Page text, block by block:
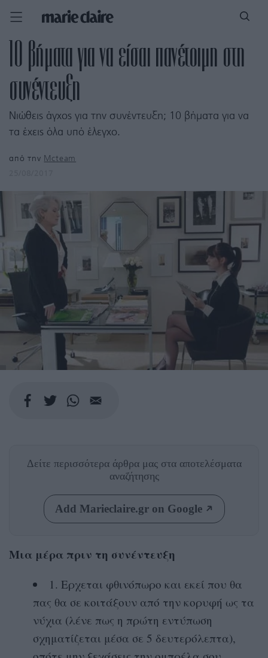
10 βήματα για να είσαι πανέτοιμη στη
συνέντευξη
Νιώθεις άγχος για την συνέντευξη; 10 βήματα για να
τα έχεις όλα υπό έλεγχο.
από την Mcteam
Δείτε περισσότερα άρθρα μας στα αποτελέσματα
αναζήτησης
Add Marieclaire.gr on Google
Μια μέρα πριν τη συνέντευξη
1. Eρχεται φθινόπωρο και εκεί που θα
πας θα σε κοιτάξουν από την κορυφή ως τα
νύχια (λένε πως η πρώτη εντύπωση
σχηματίζεται μέσα σε 5 δευτερόλεπτα),